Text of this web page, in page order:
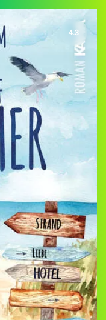
4.3